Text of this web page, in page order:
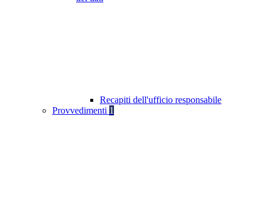
Recapiti dell'ufficio responsabile
Provvedimenti 1